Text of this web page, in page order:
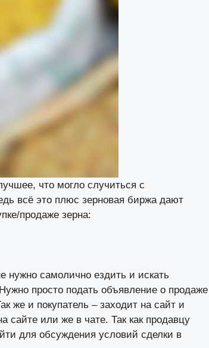
что могло случиться с
всё это плюс зерновая биржа дают
продаже зерна:
нужно самолично ездить и искать
просто подать объявление о продаже
же и покупатель – заходит на сайт и
сайте или же в чате. Так как продавцу
для обсуждения условий сделки в